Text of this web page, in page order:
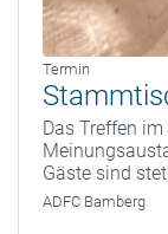
Termin
Das Treffen
Gäste sind
ADFC Bamberg